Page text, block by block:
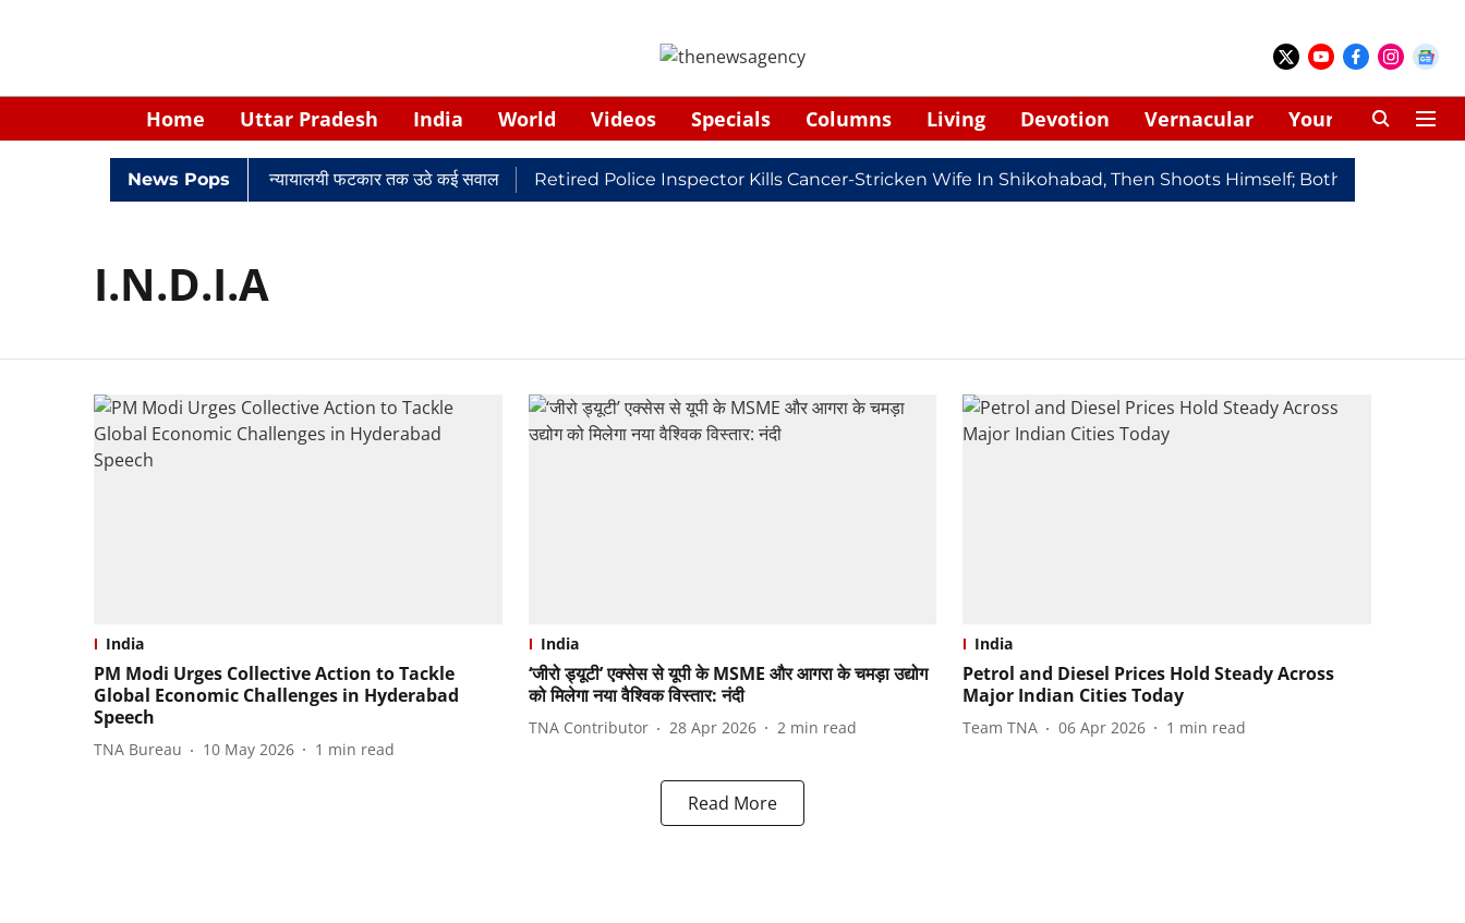
Home Uttar Pradesh India World Videos Specials Columns Living Devotion Vernacular Your Space
News Pops
विवादों में घिरे केपी सिंह: नियुक्ति से लेकर न्यायालयी फटकार तक उठे कई सवाल Retired Police Inspector Kills Cancer-Stricken Wife In Shikohabad, Then Shoots Himself; Both Dead
I.N.D.I.A
India
PM Modi Urges Collective Action to Tackle
Global Economic Challenges in Hyderabad
Speech
TNA Bureau 10 May 2026 1 min read
India
‘जीरो ड्यूटी’ एक्सेस से यूपी के MSME और आगरा के चमड़ा उद्योग
को मिलेगा नया वैश्विक विस्तार: नंदी
TNA Contributor 28 Apr 2026 2 min read
India
Petrol and Diesel Prices Hold Steady Across
Major Indian Cities Today
Team TNA 06 Apr 2026 1 min read
Read More